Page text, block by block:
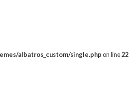
albatros_custom/single.phpon line22